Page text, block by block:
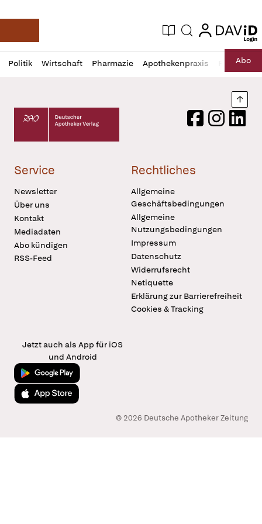
Deutsche Apotheker Zeitung
Aktuelle Ausgabe
Suche login
login
Politik Wirtschaft Pharmazie Apothekenpraxis RechtAbo
Profil
öffnen
Daz
Pur
Deutscher Apotheker Verlag Logo
FacebookInstagram
Service
Newsletter
Über uns
Kontakt
Mediadaten
Abo kündigen
RSS-Feed
Rechtliches
Allgemeine
Geschäftsbedingungen
Allgemeine
Nutzungsbedingungen
Impressum
Datenschutz
Widerrufsrecht
Netiquette
Erklärung zur Barrierefreiheit
Cookies & Tracking
Jetzt auch als App für iOS
und Android
Jetzt bei Google Play
Laden im App Store
© 2026 Deutsche Apotheker Zeitung